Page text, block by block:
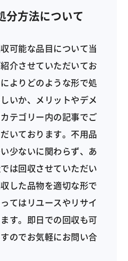
分方法について
可能な品目について当
介させていただいてお
よりどのような形で処
いか、メリットやデメ
テゴリー内の記事でご
いております。不用品
少ないに関わらず、あ
は回収させていただい
した品物を適切な形で
てはリユースやリサイ
す。即日での回収も可
のでお気軽にお問い合